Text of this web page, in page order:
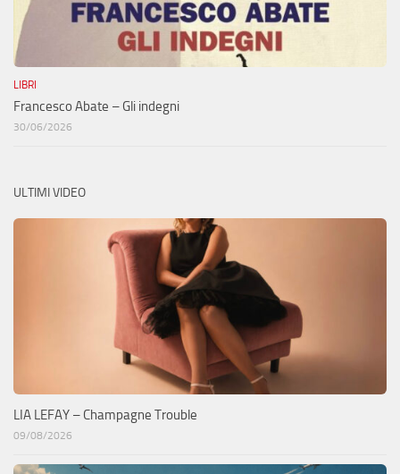
LIBRI
Francesco Abate – Gli indegni
30/06/2026
ULTIMI VIDEO
LIA LEFAY – Champagne Trouble
09/08/2026